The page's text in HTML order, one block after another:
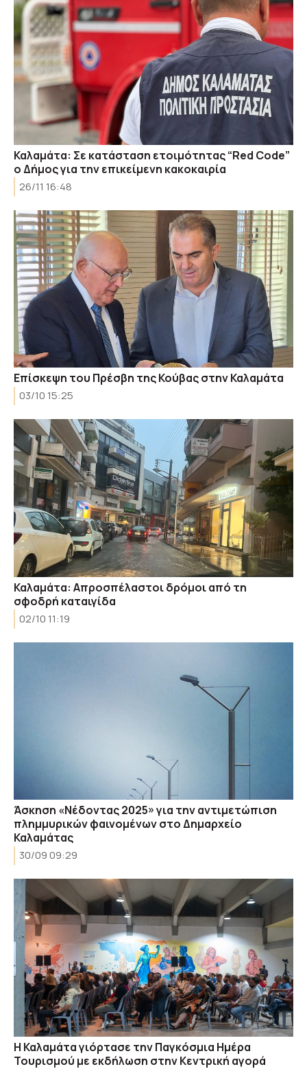
Καλαμάτα: Σε κατάσταση ετοιμότητας “Red Code”
ο Δήμος για την επικείμενη κακοκαιρία
26/11 16:48
Επίσκεψη του Πρέσβη της Κούβας στην Καλαμάτα
03/10 15:25
Καλαμάτα: Απροσπέλαστοι δρόμοι από τη
σφοδρή καταιγίδα
02/10 11:19
Άσκηση «Νέδοντας 2025» για την αντιμετώπιση
πλημμυρικών φαινομένων στο Δημαρχείο
Καλαμάτας
30/09 09:29
Η Καλαμάτα γιόρτασε την Παγκόσμια Ημέρα
Τουρισμού με εκδήλωση στην Κεντρική αγορά